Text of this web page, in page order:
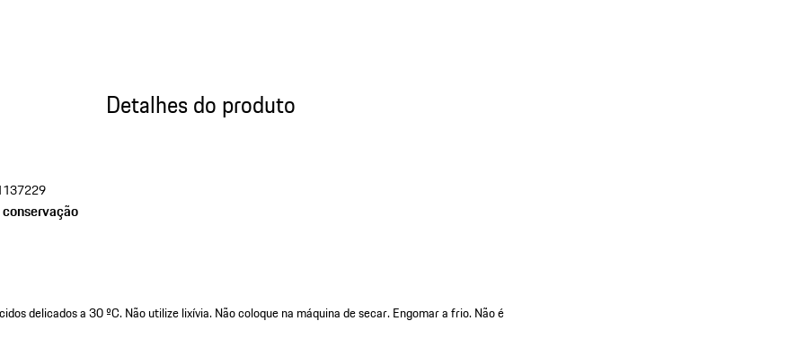
Detalhes do produto
delicados a 30 ºC. Não utilize lixívia. Não coloque na máquina de secar. Engomar a frio. Não é